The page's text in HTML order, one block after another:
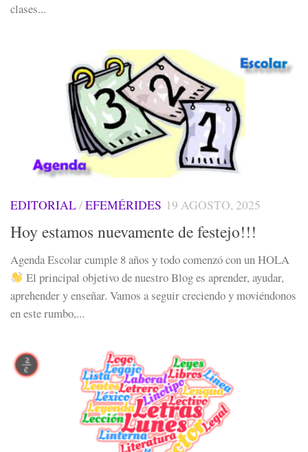
clases...
EDITORIAL/EFEMÉRIDES 19 AGOSTO, 2025
Hoy estamos nuevamente de festejo!!!
Agenda Escolar cumple 8 años y todo comenzó con un HOLA
El principal objetivo de nuestro Blog es aprender, ayudar,
aprehender y enseñar. Vamos a seguir creciendo y moviéndonos
en este rumbo,...